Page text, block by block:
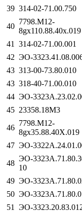
39 314-02-71.00.750
40
7798.М12-
8gх110.88.40х.019
41 314-02-71.00.001
42 ЭО-
43 313-00-73.80.010
43 318-40-71.00.010
44 ЭО-
45 23358.18М3
46
7798.М12-
8gх35.88.40Х.019
47 ЭО-
48
ЭО-
10
49 ЭО-
50 ЭО-
51
ЭО-